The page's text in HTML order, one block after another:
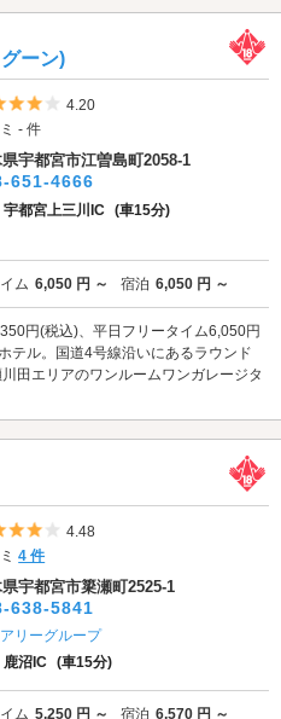
ーン)
5つ星のうち4
4.20
- 件
宇都宮市江曽島町2058-1
651-4666
宇都宮上三川IC (車15分)
ム 6,050 円 ～ 宿泊 6,050 円 ～
円(税込)、平日フリータイム6,050円
テル。国道4号線沿いにあるラウンド
田エリアのワンルームワンガレージタ
5つ星のうち4
4.48
ミ4 件
宇都宮市簗瀬町2525-1
638-5841
リーグループ
鹿沼IC (車15分)
ム 5,250 円 ～ 宿泊 6,570 円 ～